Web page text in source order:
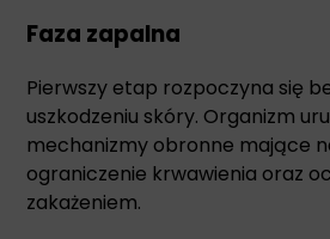
Faza zapalna
Pierwszy etap rozpoczyna się
uszkodzeniu skóry. Organizm
mechanizmy obronne mające
ograniczenie krwawienia oraz
zakażeniem.